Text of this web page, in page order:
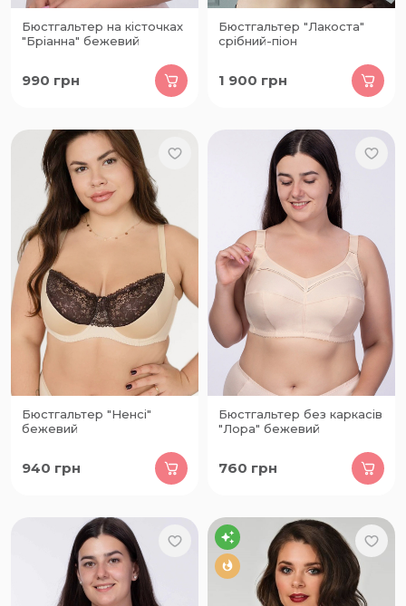
Бюстгальтер на кісточках
"Бріанна" бежевий
990 грн
Бюстгальтер "Лакоста"
срібний-піон
1 900 грн
Бюстгальтер "Ненсі"
бежевий
940 грн
Бюстгальтер без каркасів
"Лора" бежевий
760 грн